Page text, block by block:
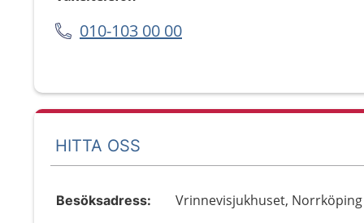
010-103 00 00
HITTA OSS
Besöksadress: Vrinnevisjukhuset, Norrköping